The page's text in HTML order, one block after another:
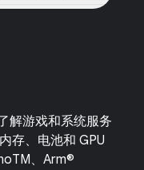
解游戏和系统服务
存、电池和 GPU
、Arm®